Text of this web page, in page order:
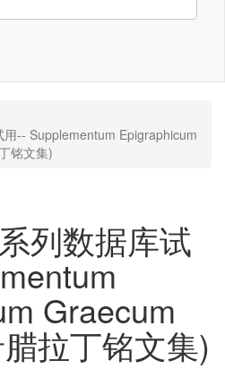
-- Supplementum Epigraphicum
铭文集)
列数据库试
Graecum
拉丁铭文集)